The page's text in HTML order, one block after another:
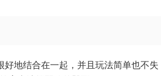
好地结合在一起，并且玩法简单也不失